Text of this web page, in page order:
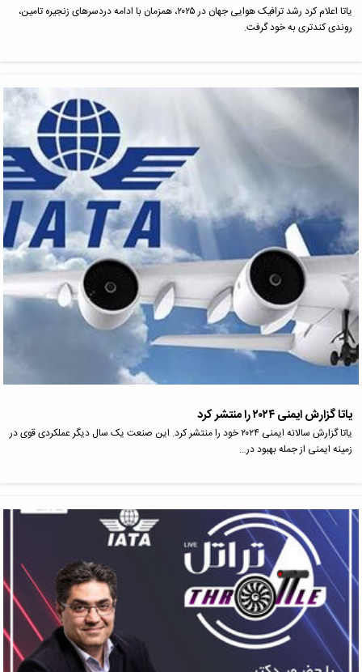
یاتا اعلام کرد رشد ترافیک هوایی جهان در ۲۰۲۵، همزمان با ادامه دردسرهای زنجیره تامین،
روندی کندتری به خود گرفت.
یاتا گزارش ایمنی ۲۰۲۴ را منتشر کرد
یاتا گزارش سالانه ایمنی ۲۰۲۴ خود را منتشر کرد. این صنعت یک سال دیگر عملکردی قوی در
زمینه ایمنی از جمله بهبود در…